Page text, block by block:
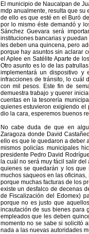
El municipio de Naucalpan de
mdp anualmente, resulta que
de ello es que esté en el Buró
por lo mismo éste demandó y
Sánchez Guevara será
instituciones bancarias y
les deben una quincena, pero
porque hay asuntos sin aclarar
el Aplee en Satélite Aparte de
Otro asunto es lo de las
implementará un dispositivo
infracciones de tránsito, lo cuál
con mil pesos. Este fin de
demuestra trabajo y querer
cuentas en la tesorería
quienes estuvieron exigiendo
dio la cara, esperemos buenos
No cabe duda de que en
Zaragoza donde David
ello es que le quedaron a deber
mismos policías municipales
presidente Pedro David
la cuál no será muy fácil salir
quienes se quedarán y los que
muchos saqueos en las
porque muchas facturas de los
existe un desfalco de decenas
de Fiscalización del Edomex)
porque no es justo que
incautación de sus bienes para
empleados que les deben
momento no se sabe si solicitó
nada a las nuevas autoridades